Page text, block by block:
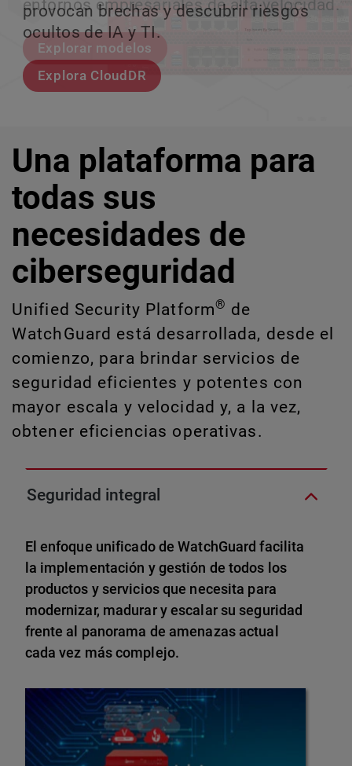
entornos empresariales de alta velocidad.
Explorar modelos
provocan brechas y descubrir riesgos
ocultos de IA y TI.
Explora CloudDR
escalar sin perder ningún pas
Conozcan a Rai
crecimiento escalable.
Conozca WatchGuard EDR
Una plataforma para
todas sus
necesidades de
ciberseguridad
Unified Security Platform® de
WatchGuard está desarrollada, desde el
comienzo, para brindar servicios de
seguridad eficientes y potentes con
mayor escala y velocidad y, a la vez,
obtener eficiencias operativas.
Seguridad integral
El enfoque unificado de WatchGuard facilita
la implementación y gestión de todos los
productos y servicios que necesita para
modernizar, madurar y escalar su seguridad
frente al panorama de amenazas actual
cada vez más complejo.